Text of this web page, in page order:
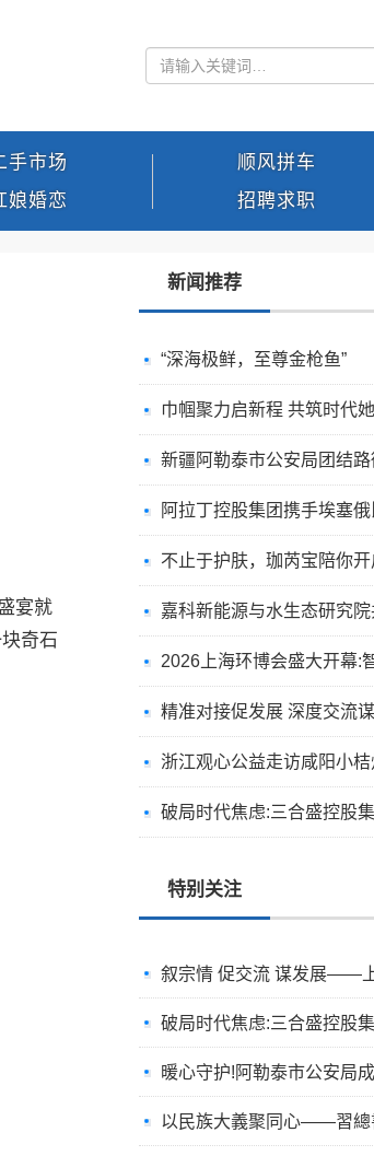
手市场
娘婚恋
顺风拼车
招聘求职
宴就
奇石
新闻推荐
“深海极鲜，至尊金枪鱼”
不止于护肤，珈芮宝陪你
嘉科新能源与水生态研究
特别关注